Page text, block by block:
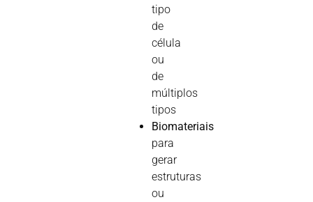
tipo
de
célula
ou
de
múltiplos
tipos
Biomateriais
para
gerar
estruturas
ou